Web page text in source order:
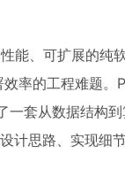
能、可扩展的纯
率的工程难题
一套从数据结构
思路、实现细